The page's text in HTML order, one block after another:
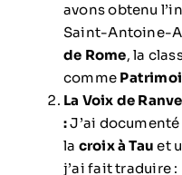
avons obtenu
Saint-Antoine-
de Rome, la
comme
La Voix de
:J’ai
la croix à Tau et
j’ai fait traduire :